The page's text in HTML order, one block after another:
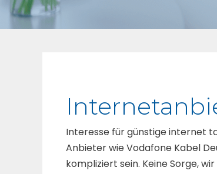
Interesse für günstige internet
Anbieter wie Vodafone Kabel
kompliziert sein. Keine Sorge,